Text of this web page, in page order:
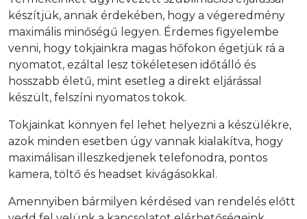
készítjük, annak érdekében, hogy a végeredmény
maximális minőségű legyen. Érdemes figyelembe
venni, hogy tokjainkra magas hőfokon égetjük rá a
nyomatot, ezáltal lesz tökéletesen időtálló és
hosszabb életű, mint esetleg a direkt eljárással
készült, felszíni nyomatos tokok.
Tokjainkat könnyen fel lehet helyezni a készülékre,
azok minden esetben úgy vannak kialakítva, hogy
maximálisan illeszkedjenek telefonodra, pontos
kamera, töltő és headset kivágásokkal.
Amennyiben bármilyen kérdésed van rendelés előtt